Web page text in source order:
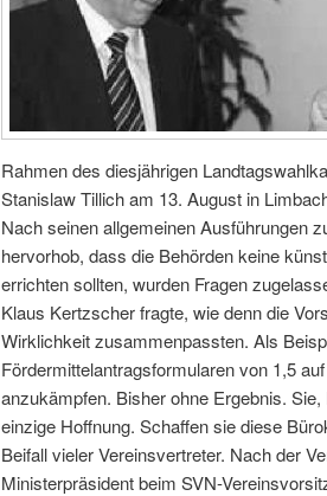
Rahmen des diesjährigen
Stanislaw Tillich am 13. August in
Nach seinen allgemeinen Ausführungen
hervorhob, dass die Behörden keine
errichten sollten, wurden Fragen
Klaus Kertzscher fragte, wie denn die
Wirklichkeit zusammenpassten. Als
Fördermittelan­tragsformularen von 1,5
anzukämpfen. Bisher ohne Ergebnis.
einzige Hoffnung. Schaffen sie diese
Beifall vieler Vereinsvertreter. Nach der
Ministerpräsident beim SVN-